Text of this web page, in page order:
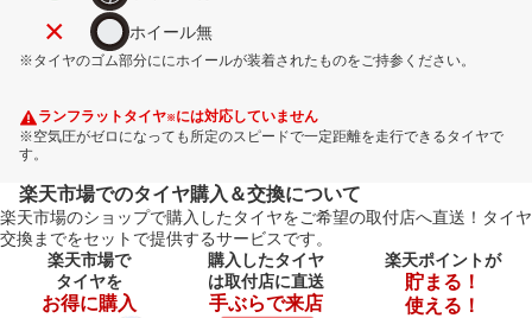
× ホイール無
※タイヤのゴム部分ににホイールが装着されたものをご持参ください。
ランフラットタイヤ※ には対応していません
※空気圧がゼロになっても所定のスピードで一定距離を走行できるタイヤで
す。
楽天市場でのタイヤ購入＆交換について
楽天市場のショップで購入したタイヤをご希望の取付店へ直送！タイヤ
交換までをセットで提供するサービスです。
楽天市場で
タイヤを
お得に購入
購入したタイヤ
は取付店に直送
手ぶらで来店
楽天ポイントが
貯まる！
使える！